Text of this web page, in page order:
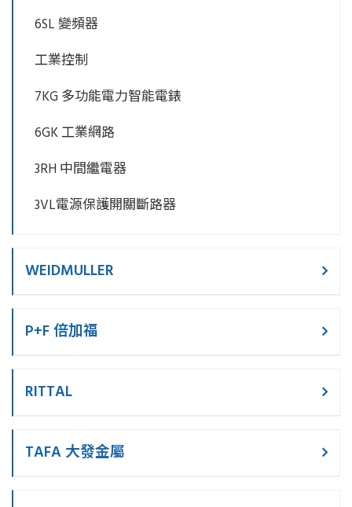
6SL 變頻器
工業控制
7KG 多功能電力智能電錶
6GK 工業網路
3RH 中間繼電器
3VL電源保護開關斷路器
WEIDMULLER
P+F 倍加福
RITTAL
TAFA 大發金屬